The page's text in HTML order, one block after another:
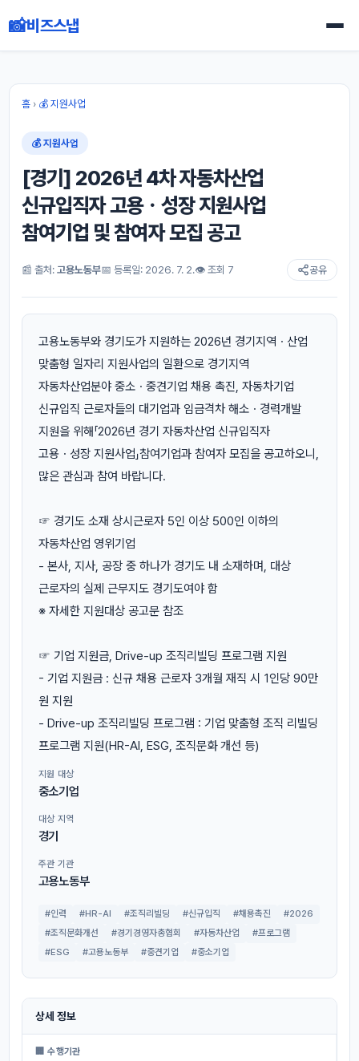
📸비즈스냅
홈› 💰 지원사업
💰 지원사업
[경기] 2026년 4차 자동차산업
신규입직자 고용ㆍ성장 지원사업
참여기업 및 참여자 모집 공고
📰 출처: 고용노동부📅 등록일: 2026. 7. 2.👁 조회 7 공유
고용노동부와 경기도가 지원하는 2026년 경기지역ㆍ산업
맞춤형 일자리 지원사업의 일환으로 경기지역
자동차산업분야 중소ㆍ중견기업 채용 촉진, 자동차기업
신규입직 근로자들의 대기업과 임금격차 해소ㆍ경력개발
지원을 위해「2026년 경기 자동차산업 신규입직자
고용ㆍ성장 지원사업」참여기업과 참여자 모집을 공고하오니,
많은 관심과 참여 바랍니다.
☞ 경기도 소재 상시근로자 5인 이상 500인 이하의
자동차산업 영위기업
- 본사, 지사, 공장 중 하나가 경기도 내 소재하며, 대상
근로자의 실제 근무지도 경기도여야 함
※ 자세한 지원대상 공고문 참조
☞ 기업 지원금, Drive-up 조직리빌딩 프로그램 지원
- 기업 지원금 : 신규 채용 근로자 3개월 재직 시 1인당 90만
원 지원
- Drive-up 조직리빌딩 프로그램 : 기업 맞춤형 조직 리빌딩
프로그램 지원(HR-AI, ESG, 조직문화 개선 등)
지원 대상
중소기업
대상 지역
경기
주관 기관
고용노동부
#인력 #HR-AI #조직리빌딩 #신규입직 #채용촉진
#2026
#조직문화개선
#경기경영자총협회 #자동차산업
#프로그램
#ESG
#고용노동부 #중견기업 #중소기업
상세 정보
🏢 수행기관